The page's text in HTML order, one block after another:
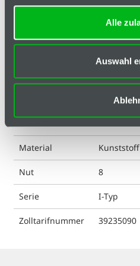
Alle
Auswahl
ohne Loch
Farbe schwarz
12.3 g
Material Kunststoff
Nut 8
Serie I-Typ
Zolltarifnummer 39235090